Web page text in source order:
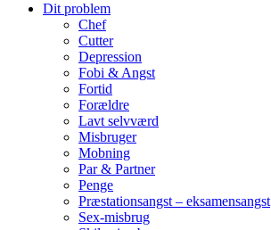
Dit problem
Chef
Cutter
Depression
Fobi & Angst
Fortid
Forældre
Lavt selvværd
Misbruger
Mobning
Par & Partner
Penge
Præstationsangst – eksamensangst
Sex-misbrug